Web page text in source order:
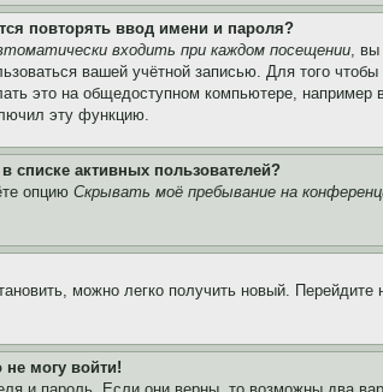
повторять ввод имени и пароля?
входить при каждом посещении, вы
вашей учётной записью. Для того
это на общедоступном компьютере, например
эту функцию.
списке активных пользователей?
опцию Скрывать моё пребывание на
можно легко получить новый.
не могу войти!